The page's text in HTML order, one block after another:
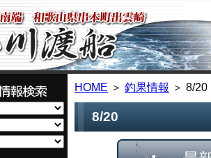
HOME ＞ 釣果情報 ＞ 8/20
8/20